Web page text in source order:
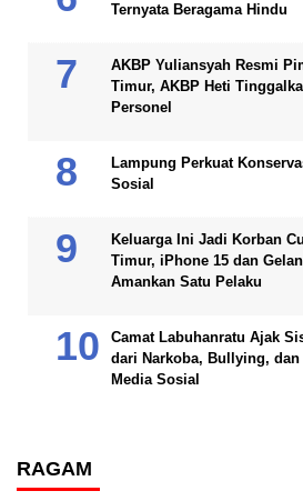
Ternyata Beragama Hindu
AKBP Yuliansyah Resmi
Timur, AKBP Heti
Personel
Lampung Perkuat
Sosial
Keluarga Ini Jadi Korban
Timur, iPhone 15 dan
Amankan Satu Pelaku
Camat Labuhanratu Ajak
dari Narkoba, Bullying, dan
Media Sosial
RAGAM